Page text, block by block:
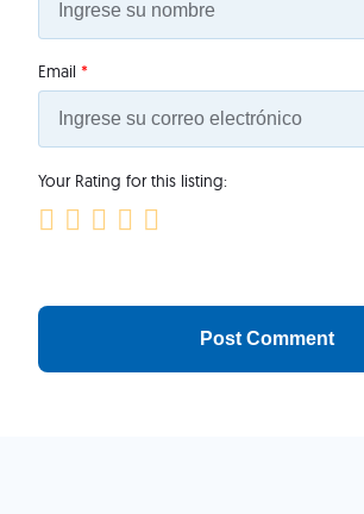
Email *
Your Rating for this listing: